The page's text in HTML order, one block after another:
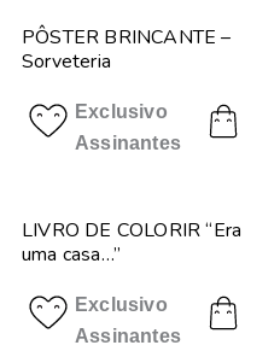
PÔSTER BRINCANTE –
Sorveteria
Exclusivo
Assinantes
LIVRO DE COLORIR “Era
uma casa…”
Exclusivo
Assinantes